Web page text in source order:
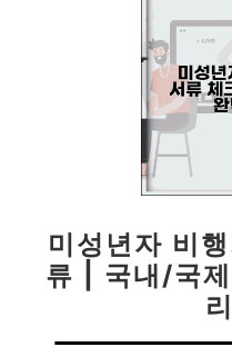
미성년자 비
류 | 국내/국